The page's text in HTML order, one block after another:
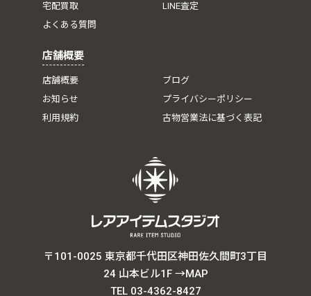
宅配買取
LINE査定
よくある質問
店舗概要
店舗概要
ブログ
お知らせ
プライバシーポリシー
利用規約
古物営業法に基づく表記
〒101-0025 東京都千代田区神田佐久間町3丁目
24 山本ビル1F →MAP
TEL 03-4362-8427